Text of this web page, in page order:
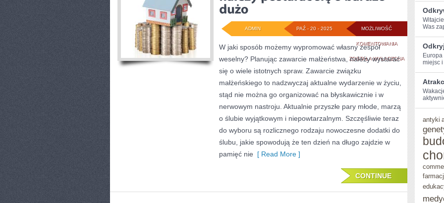
MOŻLIWOŚĆ
KOMENTOWANIAPLANUJĄC
ZAWARCIE
MAŁŻEŃSTWA,
NALEŻY
POSTARAĆ
SIĘ
O
BARDZO
DUŻO
ZOSTAŁA WYŁĄCZONA
PAŹ - 20 - 2025
ADMIN
W jaki sposób możemy wypromować własny zespół
weselny? Planując zawarcie małżeństwa, należy wystarać
się o wiele istotnych spraw. Zawarcie związku
małżeńskiego to nadzwyczaj aktualne wydarzenie w życiu,
stąd nie można go organizować na błyskawicznie i w
nerwowym nastroju. Aktualnie przyszłe pary młode, marzą
o ślubie wyjątkowym i niepowtarzalnym. Szczęśliwie teraz
do wyboru są rozlicznego rodzaju nowoczesne dodatki do
ślubu, jakie spowodują że ten dzień na długo zajdzie w
pamięć nie [ Read More ]
CONTINUE
Was
miejsc i
antyki